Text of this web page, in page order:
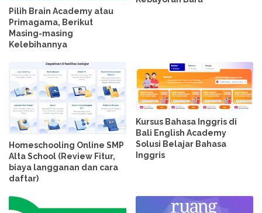
Pilih Brain Academy atau
Primagama, Berikut
Masing-masing
Kelebihannya
Homeschooling Online SMP
Alta School (Review Fitur,
biaya langganan dan cara
daftar)
Kursus Bahasa Inggris di
Bali English Academy
Solusi Belajar Bahasa
Inggris